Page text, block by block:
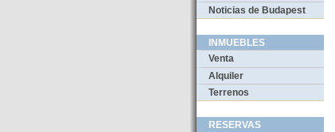
Noticias de Budapest
INMUEBLES
Venta
Alquiler
Terrenos
RESERVAS